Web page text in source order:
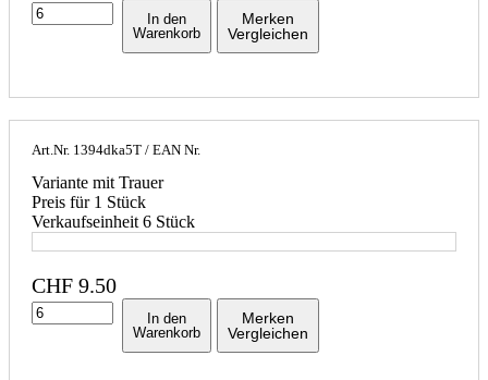
In den
Warenkorb
Merken
Vergleichen
Art.Nr. 1394dka5T / EAN Nr.
Variante mit Trauer
Preis für 1 Stück
Verkaufseinheit 6 Stück
CHF 9.50
In den
Warenkorb
Merken
Vergleichen